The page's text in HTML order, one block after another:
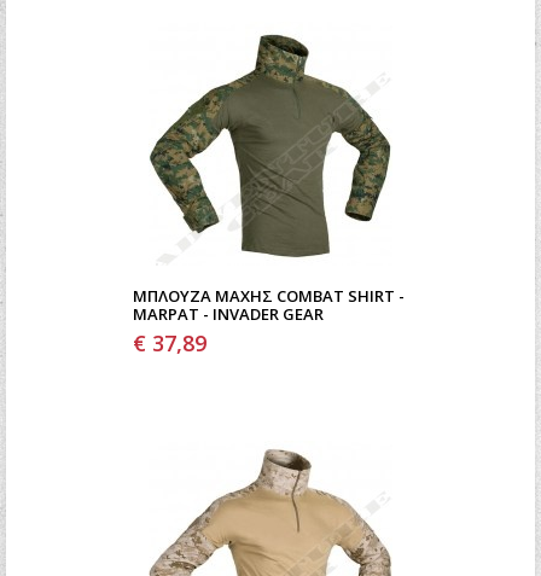
ΜΠΛΟΎΖΑ ΜΆΧΗΣ COMBAT SHIRT -
MARPAT - INVADER GEAR
€ 37,89